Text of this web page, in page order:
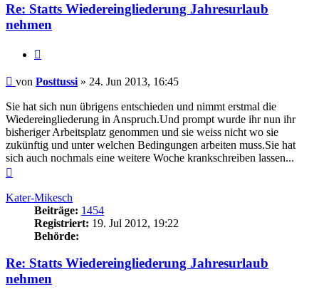
Re: Statts Wiedereingliederung Jahresurlaub
nehmen
Beitrag
von Posttussi » 24. Jun 2013, 16:45
Sie hat sich nun übrigens entschieden und nimmt erstmal die
Wiedereingliederung in Anspruch.Und prompt wurde ihr nun ihr
bisheriger Arbeitsplatz genommen und sie weiss nicht wo sie
zukünftig und unter welchen Bedingungen arbeiten muss.Sie hat
sich auch nochmals eine weitere Woche krankschreiben lassen...
Kater-Mikesch
Beiträge: 1454
Registriert: 19. Jul 2012, 19:22
Behörde:
Re: Statts Wiedereingliederung Jahresurlaub
nehmen